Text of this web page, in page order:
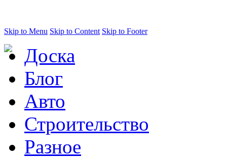
Skip to Menu Skip to Content Skip to Footer
Доска
Блог
Авто
Строительство
Разное